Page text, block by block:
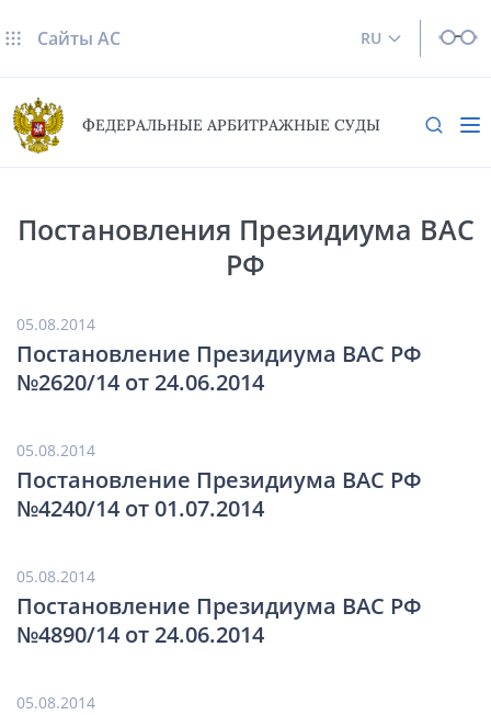
RU
Сайты AC
ФЕДЕРАЛЬНЫЕ АРБИТРАЖНЫЕ СУДЫ
Постановления Президиума ВАС
РФ
05.08.2014
Постановление Президиума ВАС РФ
№2620/14 от 24.06.2014
05.08.2014
Постановление Президиума ВАС РФ
№4240/14 от 01.07.2014
05.08.2014
Постановление Президиума ВАС РФ
№4890/14 от 24.06.2014
05.08.2014